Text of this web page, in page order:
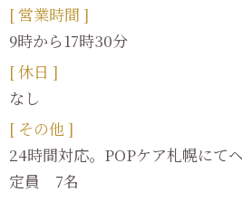
[ 営業時間 ]
9時から17時30分
[ 休日 ]
なし
[ その他 ]
24時間対応。POPケア札幌にて
定員 7名